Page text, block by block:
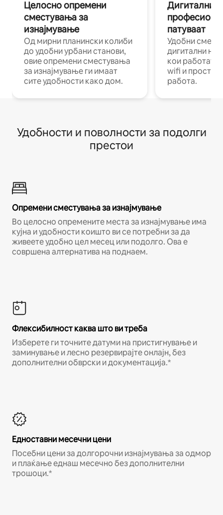
Целосно опремени
сместувања за
изнајмување
Од мирни планински колиби
до удобни урбани станови,
овие опремени сместувања
за изнајмување ги имаат
сите удобности како дом.
Дигитални
патуваат
Удобни
дигитални
кои работат
wifi и
работа.
Удобности и поволности за подолги
престои
Опремени сместувања за изнајмување
Во целосно опремените места за изнајмување има
кујна и удобности коишто ви се потребни за да
живеете удобно цел месец или подолго. Ова е
совршена алтернатива на поднаем.
Флексибилност каква што ви треба
Изберете ги точните датуми на пристигнување и
заминување и лесно резервирајте онлајн, без
дополнителни обврски и документација.*
Едноставни месечни цени
Посебни цени за долгорочни изнајмувања за одмор
и плаќање еднаш месечно без дополнителни
трошоци.*